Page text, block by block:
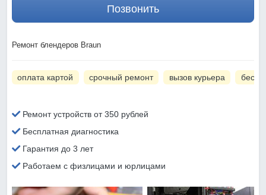
Позвонить
Ремонт блендеров Braun
оплата картой срочный ремонт вызов курьера
Ремонт устройств от 350 рублей
Бесплатная диагностика
Гарантия до 3 лет
Работаем с физлицами и юрлицами